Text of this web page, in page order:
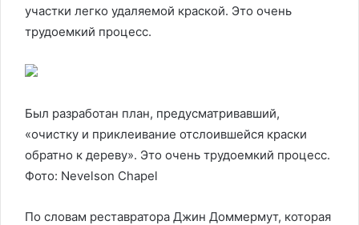
участки легко удаляемой краской. Это очень
трудоемкий процесс.
Был разработан план, предусматривавший,
«очистку и приклеивание отслоившейся краски
обратно к дереву». Это очень трудоемкий процесс.
Фото: Nevelson Chapel
По словам реставратора Джин Доммермут, которая